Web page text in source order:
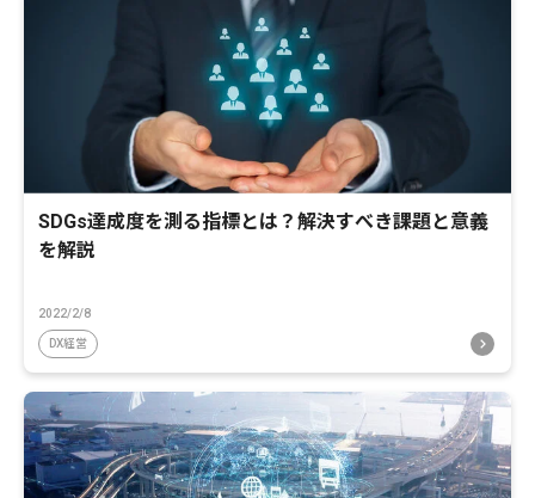
SDGs達成度を測る指標とは？解決すべき課題と意義
を解説
2022/2/8
DX経営